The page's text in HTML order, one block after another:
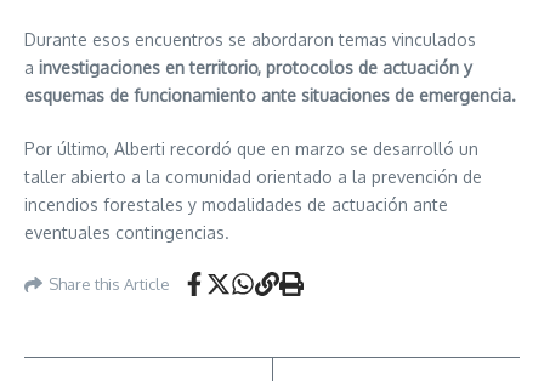
Durante esos encuentros se abordaron temas vinculados
a investigaciones en territorio, protocolos de actuación y
esquemas de funcionamiento ante situaciones de emergencia.
Por último, Alberti recordó que en marzo se desarrolló un
taller abierto a la comunidad orientado a la prevención de
incendios forestales y modalidades de actuación ante
eventuales contingencias.
Share this Article